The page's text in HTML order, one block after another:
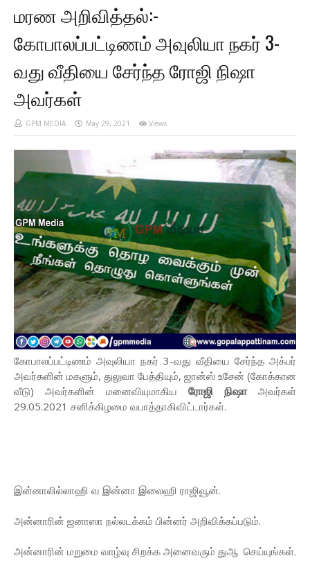
மரண அறிவித்தல்:-
கோபாலப்பட்டிணம் அவுலியா நகர் 3-
வது வீதியை சேர்ந்த ரோஜி நிஷா
அவர்கள்
GPM MEDIA May 29, 2021 Views
கோபாலப்பட்டிணம் அவுலியா நகர் 3-வது வீதியை சேர்ந்த அக்பர்
அவர்களின் மகளும், துலுவா பேத்தியும், ஜான்ஸ் உசேன் (கோக்கான
வீடு) அவர்களின் மனைவியுமாகிய ரோஜி நிஷாஅவர்கள்
29.05.2021 சனிக்கிழமை வபாத்தாகிவிட்டார்கள்.
இன்னாலில்லாஹி வ இன்னா இலைஹி ராஜிவூன்.
அன்னாரின் ஜனாஸா நல்லடக்கம் பின்னர் அறிவிக்கப்படும்.
அன்னாரின் மறுமை வாழ்வு சிறக்க அனைவரும் துஆ செய்யுங்கள்.